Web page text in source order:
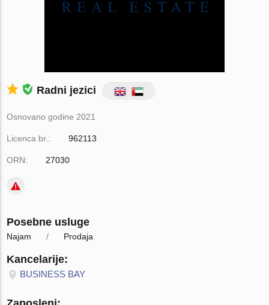
Radni jezici
Osnovano godine 2021
Licenca br.: 962113
ORN: 27030
Posebne usluge
Najam Prodaja
Kancelarije:
BUSINESS BAY